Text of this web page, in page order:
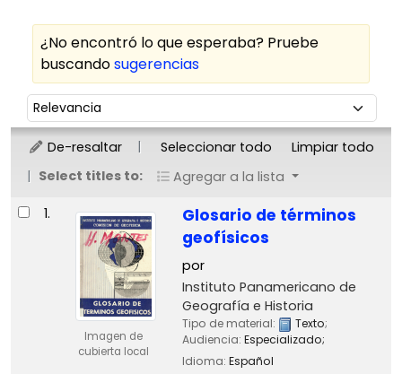
¿No encontró lo que esperaba? Pruebe
buscandosugerencias
Ordenar
Ordenar por:
De-resaltar Seleccionar todo
Limpiar todo
Select titles to:
Agregar a la lista
Resultados
1.
Imagen de
cubierta local
Glosario de términos
geofísicos
por
Instituto Panamericano de
Geografía e Historia
Tipo de material: Texto;
Audiencia: Especializado;
Idioma: Español